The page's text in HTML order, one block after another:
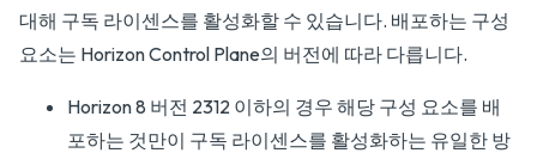
대해 구독 라이센스를 활성화할 수 있습니다. 배포하는 구성
요소는 Horizon Control Plane의 버전에 따라 다릅니다.
Horizon 8 버전 2312 이하의 경우 해당 구성 요소를 배
포하는 것만이 구독 라이센스를 활성화하는 유일한 방